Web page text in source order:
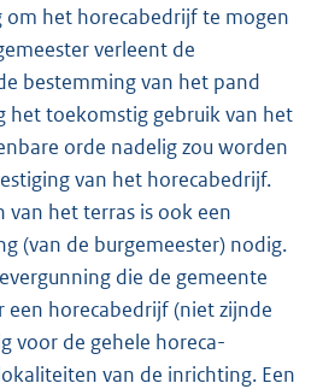
om het horecabedrijf te mogen
verleent de
bestemming van het pand
het toekomstig gebruik van het
orde nadelig zou worden
van het horecabedrijf.
het terras is ook een
(van de burgemeester) nodig.
die de gemeente
horecabedrijf (niet zijnde
voor de gehele horeca-
van de inrichting. Een